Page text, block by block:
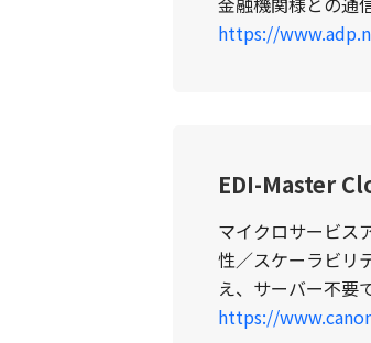
https://
EDI-Master
マイクロサービス
性／スケーラビリ
え、サーバー不要
https://